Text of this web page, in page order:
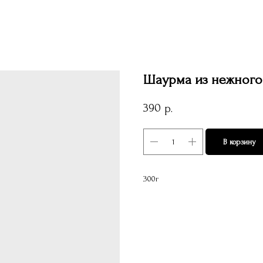
Шаурма из
390 р.
В корзину
300г